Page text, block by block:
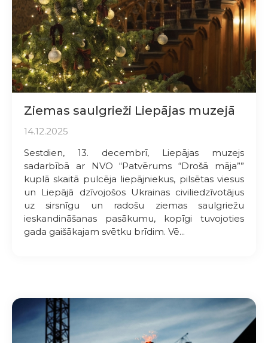
Ziemas saulgrieži Liepājas muzejā
14.12.2025
Sestdien, 13. decembrī, Liepājas muzejs
sadarbībā ar NVO “Patvērums “Drošā māja””
kuplā skaitā pulcēja liepājniekus, pilsētas viesus
un Liepājā dzīvojošos Ukrainas civiliedzīvotājus
uz sirsnīgu un radošu ziemas saulgriežu
ieskandināšanas pasākumu, kopīgi tuvojoties
gada gaišākajam svētku brīdim. Vē...